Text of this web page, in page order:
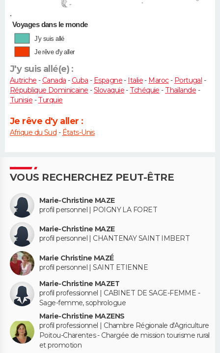
•
Voyages dans le monde
J'y suis allé
Je rêve d'y aller
J'y suis allé(e) :
Autriche - Canada - Cuba - Espagne- Italie- Maroc- Portugal -
République Dominicaine -Slovaquie- Tchéquie - Thaïlande -
Tunisie -Turquie
Je rêve d'y aller :
Afrique du Sud - États-Unis
VOUS RECHERCHEZ PEUT-ÊTRE
Marie-Christine MAZE
profil personnel | POIGNY LA FORET
Marie-Christine MAZE
profil personnel | CHANTENAY SAINT IMBERT
Marie Christine MAZÉ
profil personnel | SAINT ETIENNE
Marie-Christine MAZET
profil professionnel | CABINET DE SAGE-FEMME -
Sage-femme, sophrologue
Marie-Christine MAZENS
profil professionnel | Chambre Régionale d'Agriculture
Poitou-Charentes - Chargée de mission tourisme rural
et promotion